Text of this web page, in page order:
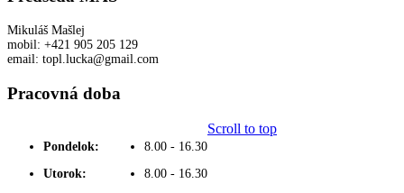
Mikuláš Mašlej
mobil: +421 905 205 129
email: topl.lucka@gmail.com
Pracovná doba
Pondelok:
Utorok:
8.00 - 16.30
8.00 - 16.30
Scroll to top